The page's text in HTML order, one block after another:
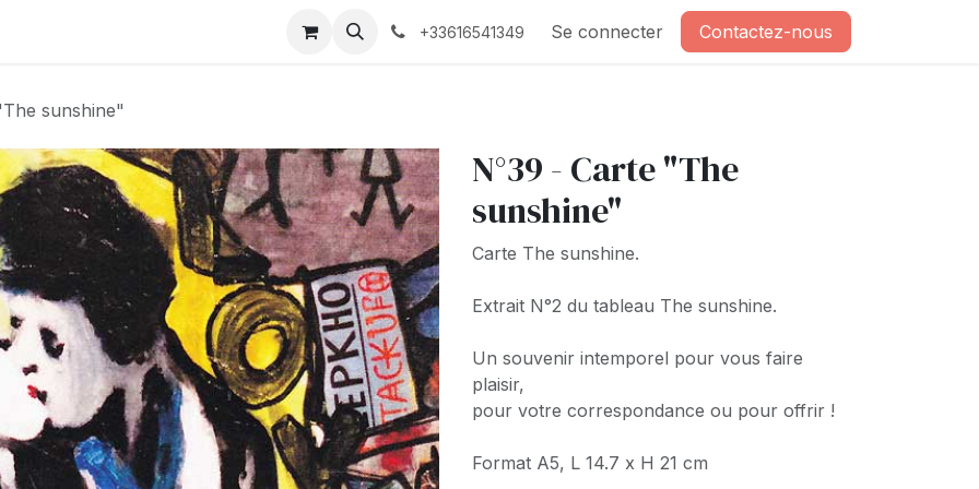
+33616541349 Se connecter Contactez-nous
sunshine"
N°39 - Carte "The
sunshine"
Carte The sunshine.
Extrait N°2 du tableau The sunshine.
Un souvenir intemporel pour vous faire
plaisir,
pour votre correspondance ou pour offrir !
Format A5, L 14.7 x H 21 cm